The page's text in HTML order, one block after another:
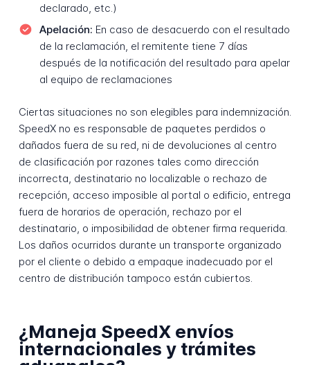
declarado, etc.)
Apelación: En caso de desacuerdo con el resultado
de la reclamación, el remitente tiene 7 días
después de la notificación del resultado para apelar
al equipo de reclamaciones
Ciertas situaciones no son elegibles para indemnización.
SpeedX no es responsable de paquetes perdidos o
dañados fuera de su red, ni de devoluciones al centro
de clasificación por razones tales como dirección
incorrecta, destinatario no localizable o rechazo de
recepción, acceso imposible al portal o edificio, entrega
fuera de horarios de operación, rechazo por el
destinatario, o imposibilidad de obtener firma requerida.
Los daños ocurridos durante un transporte organizado
por el cliente o debido a empaque inadecuado por el
centro de distribución tampoco están cubiertos.
¿Maneja SpeedX envíos
internacionales y trámites